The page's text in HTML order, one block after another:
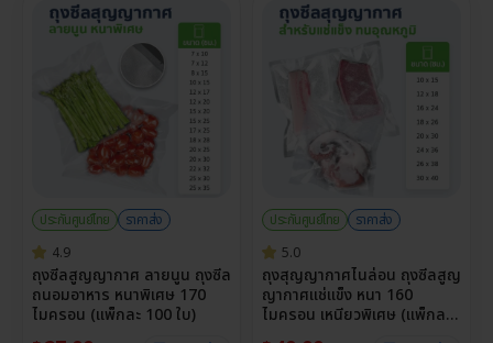
ประกันศูนย์ไทย
ราคาส่ง
4.9
ถุงซีลสูญญากาศ ลายนูน ถุงซีล
ถนอมอาหาร หนาพิเศษ 170
ไมครอน (แพ็กละ 100 ใบ)
ประกันศูนย์ไทย
ราคาส่ง
5.0
ถุงสุญญากาศไนล่อน ถุงซีลสูญ
ญากาศแช่แข็ง หนา 160
ไมครอน เหนียวพิเศษ (แพ็กละ